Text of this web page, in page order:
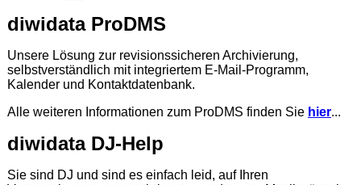
diwidata ProDMS
Unsere Lösung zur revisionssicheren Archivierung,
selbstverständlich mit integriertem E-Mail-Programm,
Kalender und Kontaktdatenbank.
Alle weiteren Informationen zum ProDMS finden Sie hier...
diwidata DJ-Help
Sie sind DJ und sind es einfach leid, auf Ihren